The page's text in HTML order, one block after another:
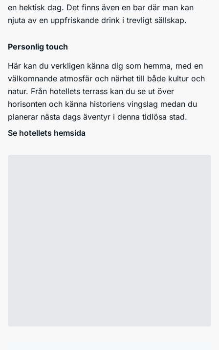
en hektisk dag. Det finns även en bar där man kan
njuta av en uppfriskande drink i trevligt sällskap.
Personlig touch
Här kan du verkligen känna dig som hemma, med en
välkomnande atmosfär och närhet till både kultur och
natur. Från hotellets terrass kan du se ut över
horisonten och känna historiens vingslag medan du
planerar nästa dags äventyr i denna tidlösa stad.
Se hotellets hemsida